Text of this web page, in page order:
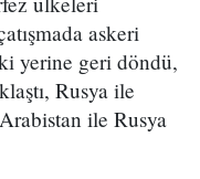
askeri
yerine geri döndü,
Rusya ile
ile Rusya